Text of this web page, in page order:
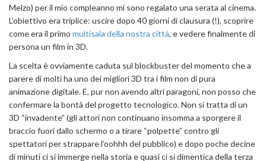
Melzo) per il mio compleanno mi sono regalato una serata al cinema.
L’obiettivo era triplice: uscire dopo 40 giorni di clausura (!), scoprire
come era il primo multisala della nostra città, e vedere finalmente di
persona un film in 3D.
La scelta è ovviamente caduta sul blockbuster del momento che a
parere di molti ha uno dei migliori 3D tra i film non di pura
animazione digitale. E, pur non avendo altri paragoni, non posso che
confermare la bontà del progetto tecnologico. Non si tratta di un
3D “invadente” (gli attori non continuano insomma a sporgere il
braccio fuori dallo schermo o a tirare “polpette” contro gli
spettatori per strappare l’oohhh del pubblico) e dopo poche decine
di minuti ci si immerge nella storia e quasi ci si dimentica della terza